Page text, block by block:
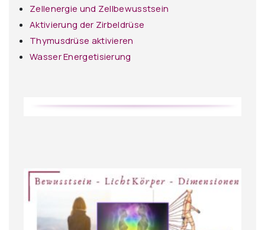
Zellenergie und Zellbewusstsein
Aktivierung der Zirbeldrüse
Thymusdrüse aktivieren
Wasser Energetisierung